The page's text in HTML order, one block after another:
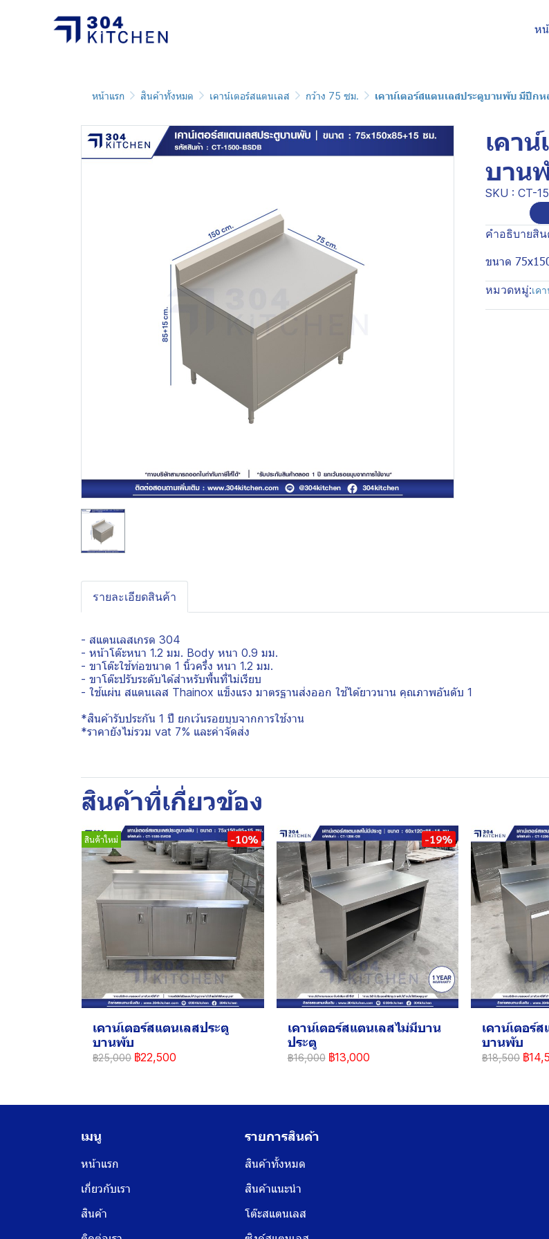
ห
หน้าแรก สินค้าทั้งหมด เคาน์เตอร์สแตนเลส กว้าง 75 ซม. เคาน์เตอร์สแตนเลสประตูบานพับ มีปีกห
เคา
บาน
SKU : CT-
คำอธิบายสิ
ขนาด
หมวดหมู่:เค
รายละเอียดสินค้า
- สแตนเลสเกรด 304
- หน้าโต๊ะหนา 1.2 มม. Body หนา 0.9 มม.
- ขาโต๊ะใช้ท่อขนาด 1 นิ้วครึ่ง หนา 1.2 มม.
- ขาโต๊ะปรับระดับได้สำหรับพื้นที่ไม่เรียบ
- ใช้แผ่น สแตนเลส Thainox แข็งแรง มาตรฐานส่งออก ใช้ได้ยาวนาน คุณภาพอันดับ 1
*สินค้ารับประกัน 1 ปี ยกเว้นรอยบุบจากการใช้งาน
*ราคายังไม่รวม vat 7% และค่าจัดส่ง
สินค้าที่เกี่ยวข้อง
สินค้าใหม่ -10%
เคาน์เตอร์สแตนเลสประตู
บานพับ
฿25,000 ฿22,500
-19%
เคาน์เตอร์สแตนเลสไม่มีบาน
ประตู
฿16,000 ฿13,000
เคาน์เตอร์
บานพับ
฿18,500 ฿
เมนู
หน้าแรก
เกี่ยวกับเรา
สินค้า
รายการสินค้า
สินค้าทั้งหมด
สินค้าแนะนำ
โต๊ะสแตนเลส